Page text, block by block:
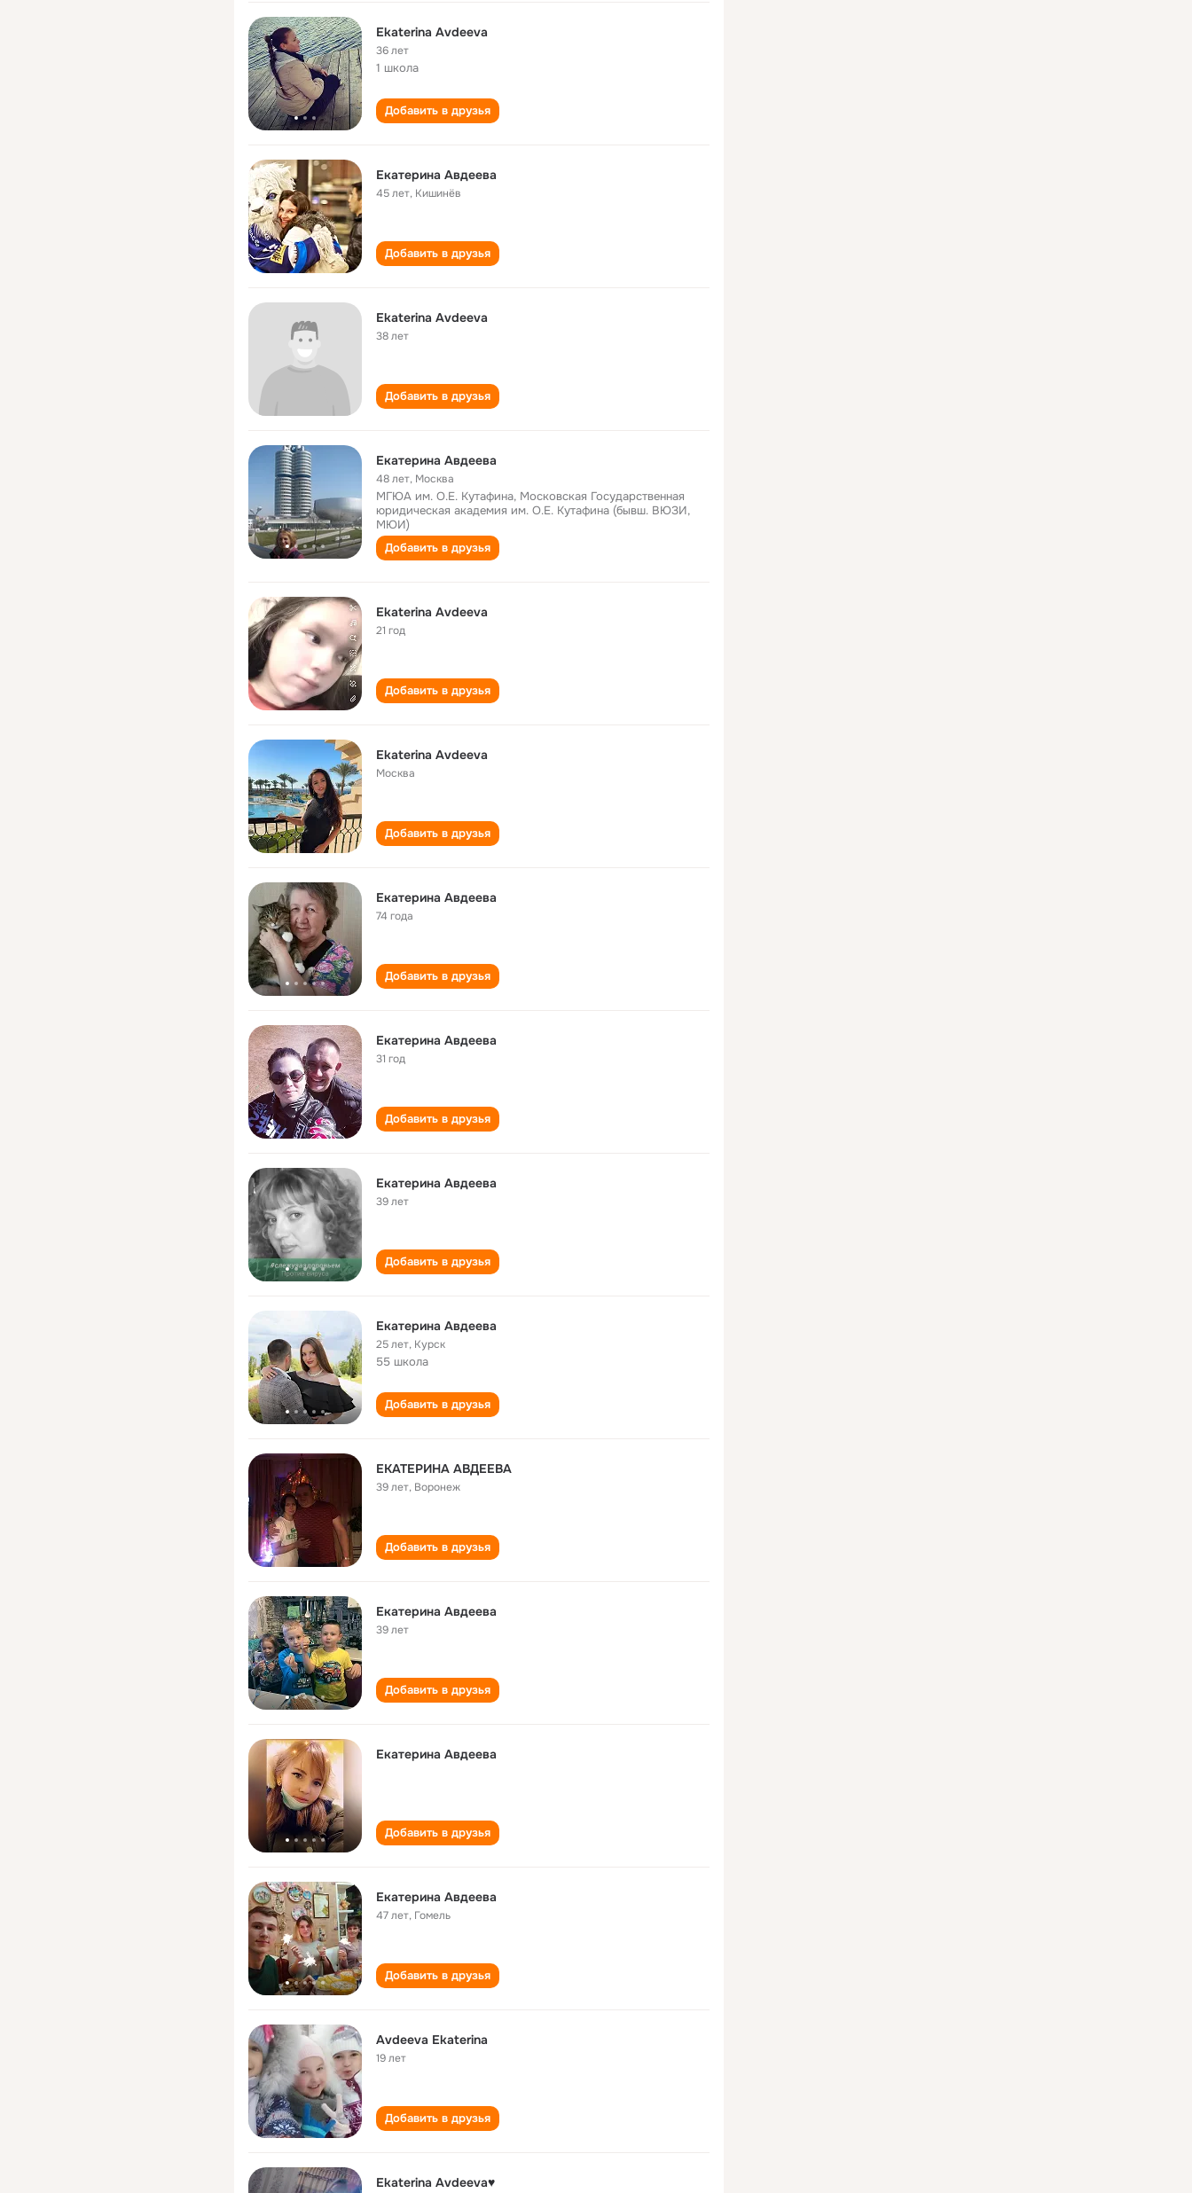
Ekaterina Avdeeva
36 лет
1 школа
Добавить в друзья
Екатерина Авдеева
45 лет, Кишинёв
Добавить в друзья
Ekaterina Avdeeva
38 лет
Добавить в друзья
Екатерина Авдеева
48 лет, Москва
МГЮА им. О.Е. Кутафина, Московская Государственная
юридическая академия им. О.Е. Кутафина (бывш. ВЮЗИ,
МЮИ)
Добавить в друзья
Ekaterina Avdeeva
21 год
Добавить в друзья
Ekaterina Avdeeva
Москва
Добавить в друзья
Екатерина Авдеева
74 года
Добавить в друзья
Екатерина Авдеева
31 год
Добавить в друзья
Екатерина Авдеева
39 лет
Добавить в друзья
Екатерина Авдеева
25 лет, Курск
55 школа
Добавить в друзья
ЕКАТЕРИНА АВДЕЕВА
39 лет, Воронеж
Добавить в друзья
Екатерина Авдеева
39 лет
Добавить в друзья
Екатерина Авдеева
Добавить в друзья
Екатерина Авдеева
47 лет, Гомель
Добавить в друзья
Avdeeva Ekaterina
19 лет
Добавить в друзья
Ekaterina Avdeeva♥